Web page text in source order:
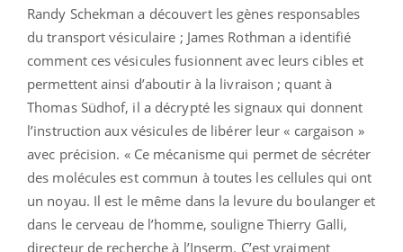
Randy Schekman a découvert les gènes responsables
du transport vésiculaire ; James Rothman a identifié
comment ces vésicules fusionnent avec leurs cibles et
permettent ainsi d’aboutir à la livraison ; quant à
Thomas Südhof, il a décrypté les signaux qui donnent
l’instruction aux vésicules de libérer leur « cargaison »
avec précision. « Ce mécanisme qui permet de sécréter
des molécules est commun à toutes les cellules qui ont
un noyau. Il est le même dans la levure du boulanger et
dans le cerveau de l’homme, souligne Thierry Galli,
directeur de recherche à l’Inserm. C’est vraiment